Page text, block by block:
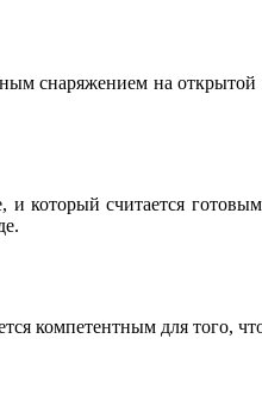
снаряжением на
который считается
компетентным для того,